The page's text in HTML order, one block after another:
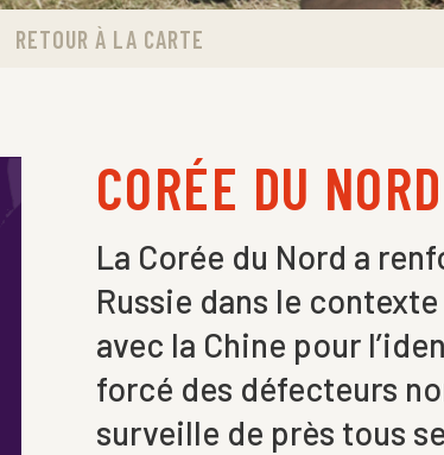
RETOUR À LA CARTE
CORÉE DU NORD
La Corée du Nord a
Russie dans le
avec la Chine pour
forcé des défecteurs
surveille de près tous